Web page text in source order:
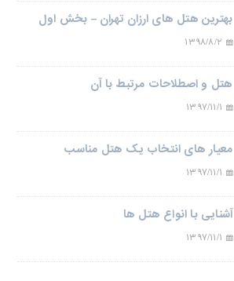
بهترین هتل های ارزان تهران – بخش اول
۱۳۹۸/۸/۲
هتل و اصطلاحات مرتبط با آن
۱۳۹۷/۱۱/۱
معیار های انتخاب یک هتل مناسب
۱۳۹۷/۱۱/۱
آشنایی با انواع هتل ها
۱۳۹۷/۱۱/۱